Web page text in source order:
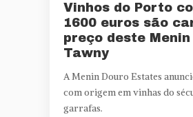
Vinhos do Porto
1600 euros são
preço deste Menin
Tawny
A Menin Douro Estates
com origem em vinhas do
garrafas.